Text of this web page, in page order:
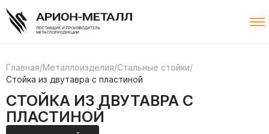
Главная/Металлоизделия/Стальные стойки/
Стойка из двутавра с пластиной
СТОЙКА ИЗ ДВУТАВРА С
ПЛАСТИНОЙ